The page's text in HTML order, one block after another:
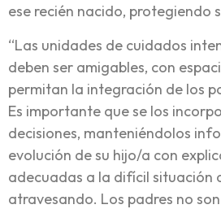
ese recién nacido, protegiendo
“Las unidades de cuidados
deben ser amigables, con
permitan la integración de los
Es importante que se los
decisiones, manteniéndolos
evolución de su hijo/a con
adecuadas a la difícil situación
atravesando. Los padres no